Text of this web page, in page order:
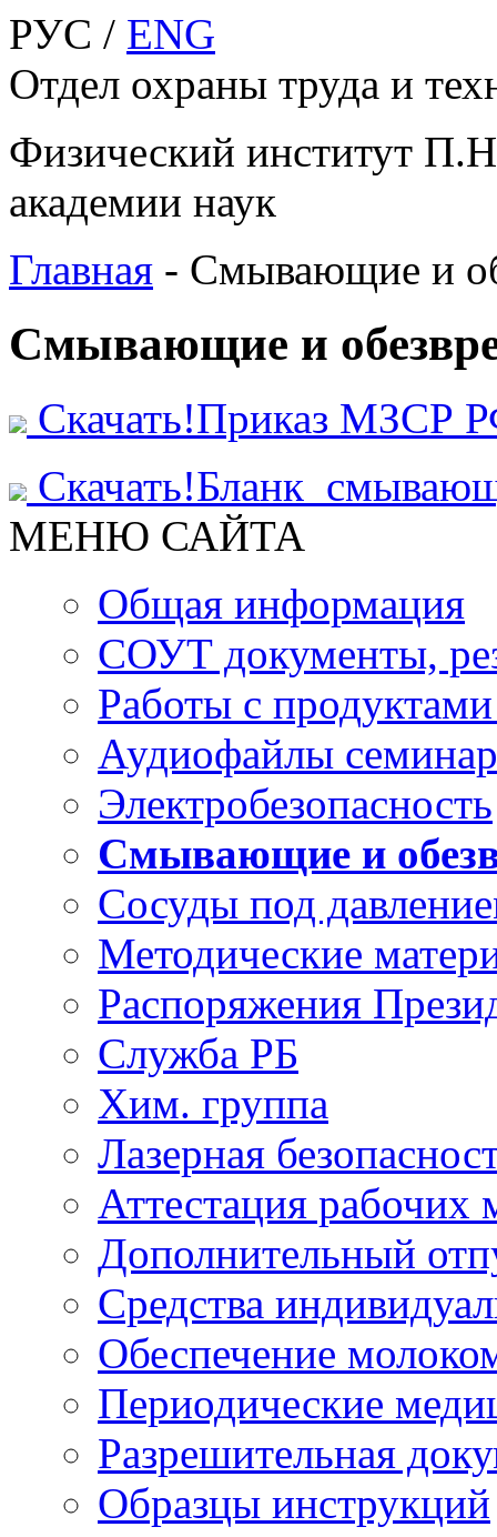
РУС / ENG
Отдел охраны труда и
Физический институт
академии наук
Главная - Смывающие и
Смывающие и
Скачать!Приказ МЗСР
Скачать!Бланк
МЕНЮ САЙТА
Общая информация
СОУТ документы,
Работы с
Аудиофайлы
Электробезопасность
Смывающие и
Сосуды под
Методические
Распоряжения
Служба РБ
Хим. группа
Лазерная
Аттестация рабочих
Дополнительный
Средства
Обеспечение
Периодические
Разрешительная
Образцы инструкций